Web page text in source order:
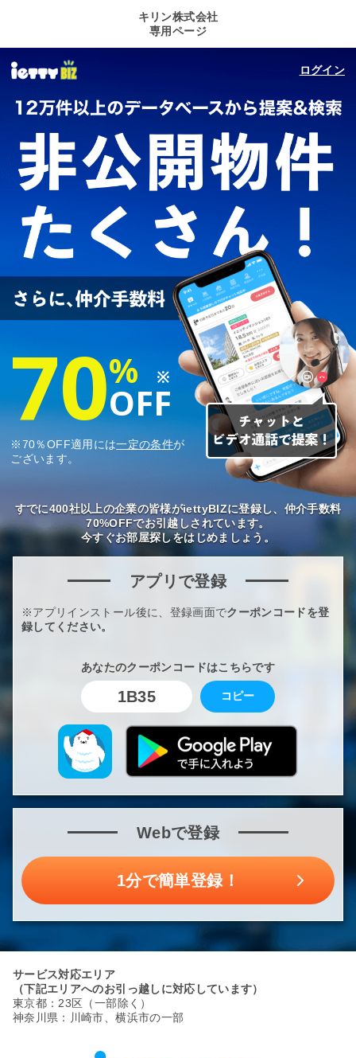
キリン株式会社
専用ページ
ログイン
70%
OFF
※
※70％OFF適用には一定の条件が
ございます。
すでに400社以上の企業の皆様がiettyBIZに登録し、仲介手数料
70%OFFでお引越しされています。
今すぐお部屋探しをはじめましょう。
アプリで登録
※アプリインストール後に、登録画面でクーポンコードを登
録してください。
あなたのクーポンコードはこちらです
1B35 コピー
Webで登録
1分で簡単登録！
サービス対応エリア
（下記エリアへのお引っ越しに対応しています）
東京都：23区（一部除く）
神奈川県：川崎市、横浜市の一部